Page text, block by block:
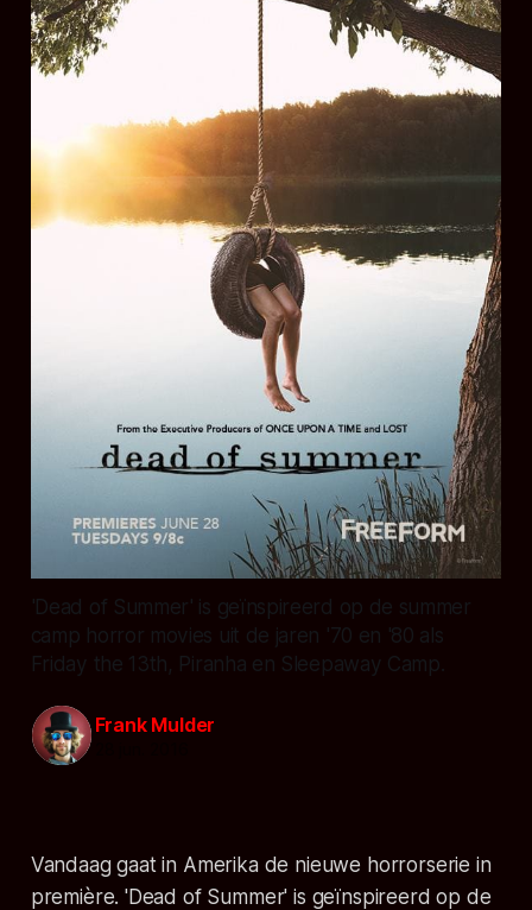
'Dead of Summer' is geïnspireerd op de summer
camp horror movies uit de jaren '70 en '80 als
Friday the 13th, Piranha en Sleepaway Camp.
Frank Mulder
Vandaag gaat in Amerika de nieuwe horrorserie in
première. 'Dead of Summer' is geïnspireerd op de